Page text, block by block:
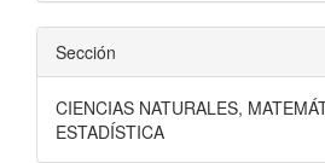
Sección
CIENCIAS NATURALES,
ESTADÍSTICA